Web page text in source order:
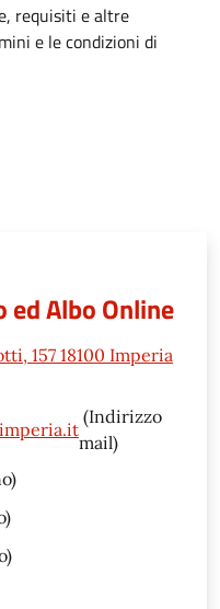
requisiti e altre
e le condizioni di
Albo Online
157 18100 Imperia
(Indirizzo
mail)